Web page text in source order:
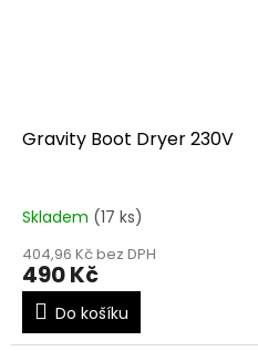
Gravity Boot Dryer 230V
Skladem (17 ks)
404,96 Kč bez DPH
490 Kč
Do košíku